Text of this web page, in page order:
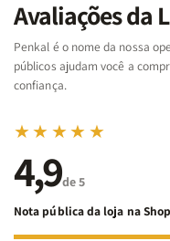
Bíblia
-
Penkal
da
Bíblia
-
Penkal
Avaliações da
Penkal é o nome da nossa
públicos ajudam você a
confiança.
★★★★★
4,9de 5
Nota pública da loja na